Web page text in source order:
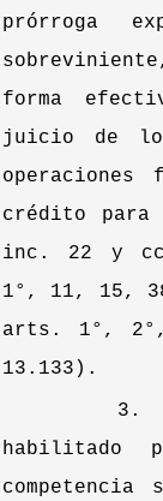
prórroga
forma
juicio de
operaciones
crédito para
inc. 22 y
1°, 11, 15,
arts. 1°,
13.133).
3.
habilitado